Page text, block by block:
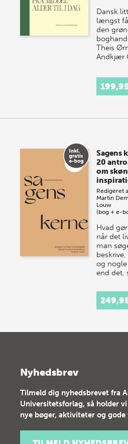
Dansk
længst
den
Theis
Andkjær
Sagens
20
om
Redigeret
Martin
Louw
(bog + e-
Hvad
når det
man
og
end det,
Nyhedsbrev
Tilmeld dig nyhedsbrevet fra
Universitetsforlag, så holder
nye bøger, aktiviteter og gode